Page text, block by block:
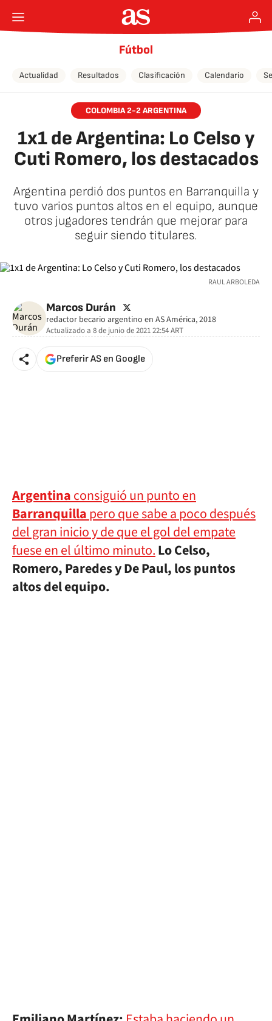
Fútbol
Actualidad Resultados Clasificación Calendario
COLOMBIA 2-2 ARGENTINA
1x1 de Argentina: Lo Celso y
Cuti Romero, los destacados
Argentina perdió dos puntos en Barranquilla y
tuvo varios puntos altos en el equipo, aunque
otros jugadores tendrán que mejorar para
seguir siendo titulares.
RAUL ARBOLEDA
Marcos Durán twitter
redactor becario argentino en AS América, 2018
Actualizado a 8 de junio de 2021 22:54ART
Preferir AS en Google
Argentinaconsiguió un punto en
Barranquillapero que sabe a poco después
del gran inicio y de que el gol del empate
fuese en el último minuto.Lo Celso,
Romero, Paredes y De Paul, los puntos
altos del equipo.